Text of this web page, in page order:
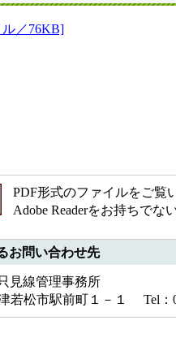
／76KB]
PDF形式のファイルをご覧
Adobe Readerをお持ちで
お問い合わせ先
見線管理事務所
津若松市駅前町１－１ Tel